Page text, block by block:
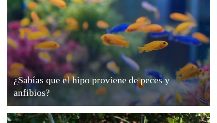
¿Sabías que el hipo proviene de peces y
anfibios?